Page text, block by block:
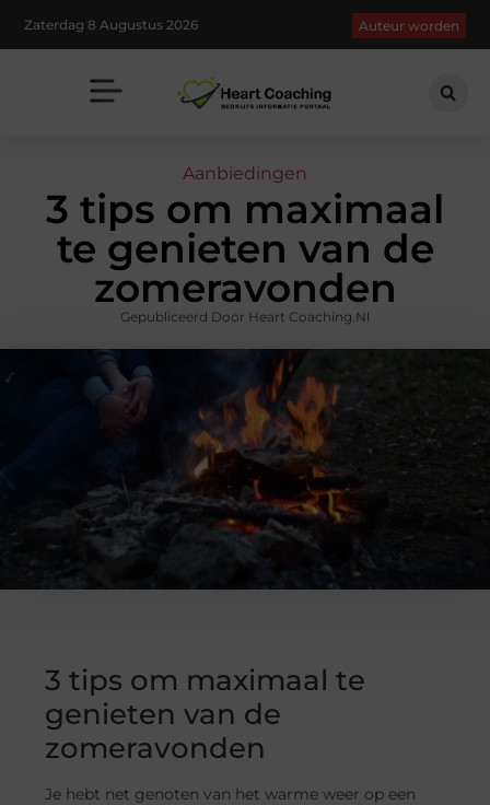
Zaterdag 8 Augustus 2026 Auteur worden
Aanbiedingen
3 tips om maximaal
te genieten van de
zomeravonden
Gepubliceerd Door Heart Coaching.nl
3 tips om maximaal te
genieten van de
zomeravonden
Je hebt net genoten van het warme weer op een